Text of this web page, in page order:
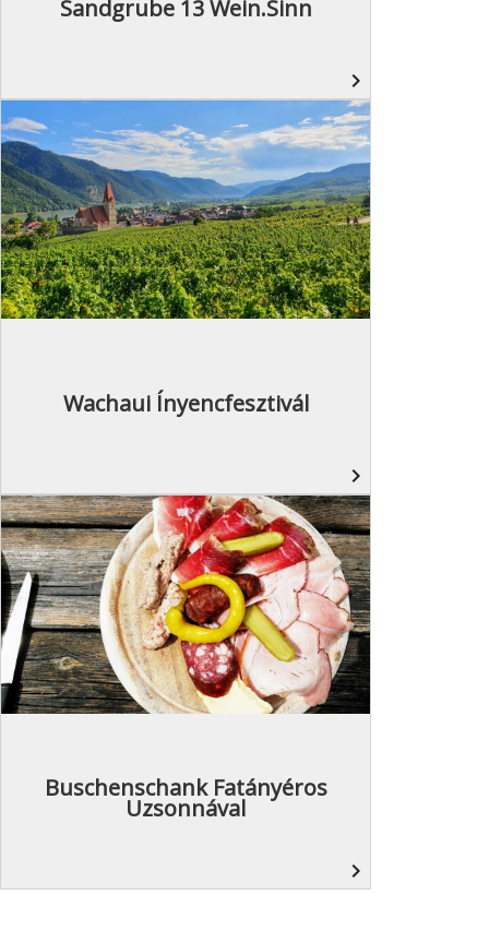
Sandgrube 13 Wein.sinn
navigate_next
Wachaui Ínyencfesztivál
navigate_next
Buschenschank Fatányéros
Uzsonnával
navigate_next